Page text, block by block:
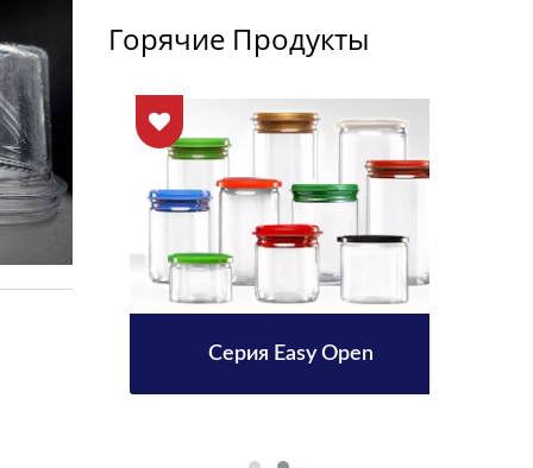
Горячие Продукты
Серия Easy Open